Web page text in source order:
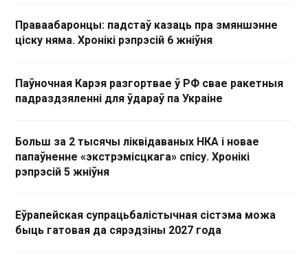
Праваабаронцы: падстаў казаць пра змяншэнне
ціску няма. Хронікі рэпрэсій 6 жніўня
Паўночная Карэя разгортвае ў РФ свае ракетныя
падраздзяленні для ўдараў па Украіне
Больш за 2 тысячы ліквідаваных НКА і новае
папаўненне «экстрэмісцкага» спісу. Хронікі
рэпрэсій 5 жніўня
Еўрапейская супрацьбалістычная сістэма можа
быць гатовая да сярэдзіны 2027 года